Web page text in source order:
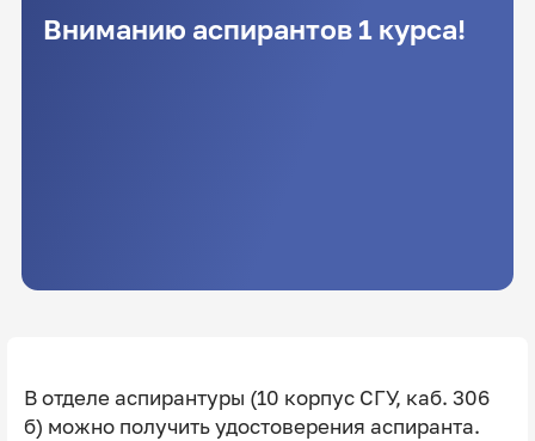
Вниманию аспирантов 1 курса!
В отделе аспирантуры (10 корпус СГУ, каб. 306
б) можно получить удостоверения аспиранта.